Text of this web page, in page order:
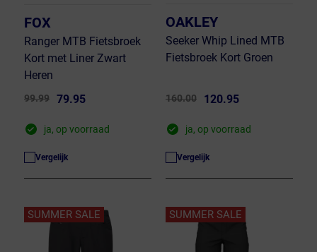
FOX
Ranger MTB Fietsbroek
Kort met Liner Zwart
Heren
99.99 79.95
ja, op voorraad
Vergelijk
OAKLEY
Seeker Whip Lined MTB
Fietsbroek Kort Groen
160.00 120.95
ja, op voorraad
Vergelijk
SUMMER SALE SUMMER SALE